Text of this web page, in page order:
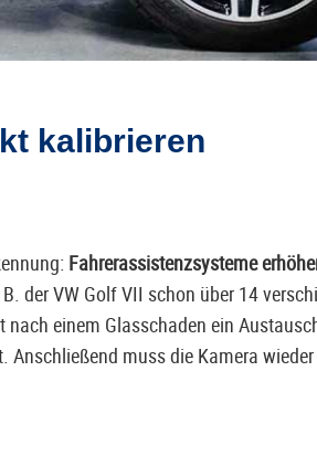
kalibrieren
Fahrerassistenzsysteme
der VW Golf VII schon über 14
einem Glasschaden ein
Anschließend muss die Kamera wieder